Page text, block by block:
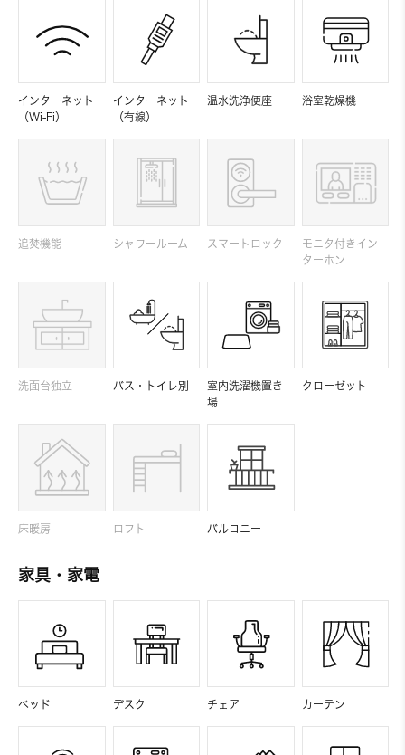
インターネット
（Wi-Fi）
インターネット
（有線）
温水洗浄便座 浴室乾燥機
追焚機能 シャワールーム スマートロック
モニタ付きイン
ターホン
洗面台独立 バス・トイレ別
室内洗濯機置き
場
クローゼット
床暖房 ロフト バルコニー
家具・家電
ベッド デスク チェア カーテン